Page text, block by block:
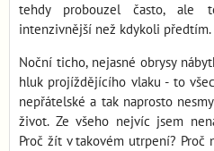
tehdy probouzel často, ale
intenzivnější než kdykoli předtím.
Noční ticho, nejasné obrysy
hluk projíždějícího vlaku - to
nepřátelské a tak naprosto
život. Ze všeho nejvíc jsem
Proč žít v takovém utrpení?